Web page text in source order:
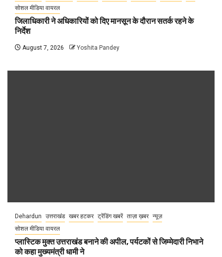
सोशल मीडिया वायरल
जिलाधिकारी ने अधिकारियों को दिए मानसून के दौरान सतर्क रहने के
निर्देश
August 7, 2026 Yoshita Pandey
Dehardun उत्तराखंड खबर हटकर ट्रेंडिंग खबरें ताज़ा ख़बर न्यूज़
सोशल मीडिया वायरल
प्लास्टिक मुक्त उत्तराखंड बनाने की अपील, पर्यटकों से जिम्मेदारी निभाने
को कहा मुख्यमंत्री धामी ने